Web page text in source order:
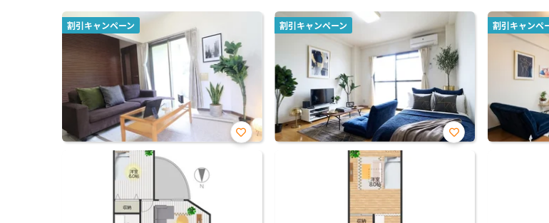
割引キャンペーン
お気
割引キャンペーン
お気
割引キャンペ